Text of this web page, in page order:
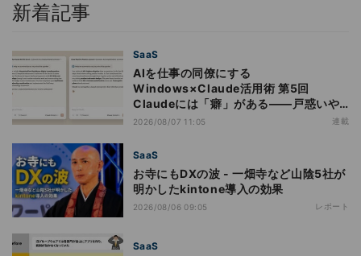
新着記事
SaaS
AIを仕事の同僚にする
Windows×Claude活用術 第5回
Claudeには「癖」がある――戸惑いや
すい7つの仕様
2026/08/07 11:05 連載
SaaS
お寺にもDXの波 - 一畑寺など山陰5社が
明かしたkintone導入の効果
2026/08/06 09:05 レポート
SaaS